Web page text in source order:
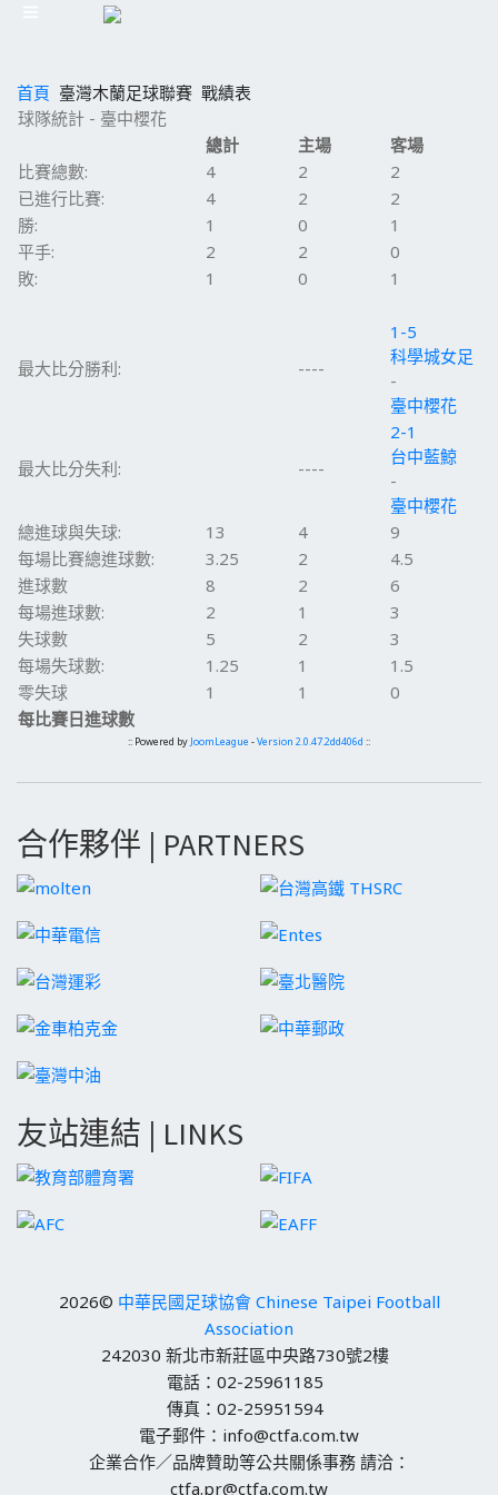
首頁 臺灣木蘭足球聯賽 戰績表
球隊統計 - 臺中櫻花
總計
主場
客場
比賽總數:
4 2
2
已進行比賽:
4 2
2
勝:
1 0
1
平手:
2 2
0
敗:
1 0 1
最大比分勝利: ----
1-5
科學城女足
-
臺中櫻花
最大比分失利: ----
2-1
台中藍鯨
-
臺中櫻花
總進球與失球:
13 4
9
每場比賽總進球數:
3.25 2
4.5
進球數
8 2
6
每場進球數:
2 1
3
失球數
5 2
3
每場失球數:
1.25 1
1.5
零失球
1 1
0
每比賽日進球數
:: Powered by JoomLeague -Version 2.0.47.2dd406d ::
合作夥伴 | PARTNERS
友站連結 | LINKS
2026© 中華民國足球協會 Chinese Taipei Football
Association
242030 新北市新莊區中央路730號2樓
電話：02-25961185
傳真：02-25951594
電子郵件：info@ctfa.com.tw
企業合作／品牌贊助等公共關係事務 請洽：
ctfa.pr@ctfa.com.tw